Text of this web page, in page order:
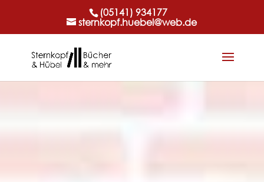
(05141) 934177
sternkopf.huebel@web.de